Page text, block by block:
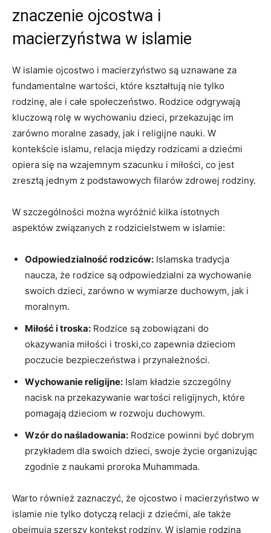
znaczenie ojcostwa i
macierzyństwa w islamie
W islamie ojcostwo i macierzyństwo są uznawane za
fundamentalne wartości, które kształtują nie tylko
rodzinę, ale i całe społeczeństwo. Rodzice odgrywają
kluczową rolę w wychowaniu dzieci, przekazując im
zarówno moralne zasady, jak i religijne nauki. W
kontekście islamu, relacja między rodzicami a dziećmi
opiera się na wzajemnym szacunku i miłości, co jest
zresztą jednym z podstawowych filarów zdrowej rodziny.
W szczególności można wyróżnić kilka istotnych
aspektów związanych z rodzicielstwem w islamie:
Odpowiedzialność rodziców: Islamska tradycja
naucza, że rodzice są odpowiedzialni za wychowanie
swoich dzieci, zarówno w wymiarze duchowym, jak i
moralnym.
Miłość i troska: Rodzice są zobowiązani do
okazywania miłości i troski,co zapewnia dzieciom
poczucie bezpieczeństwa i przynależności.
Wychowanie religijne: Islam kładzie szczególny
nacisk na przekazywanie wartości religijnych, które
pomagają dzieciom w rozwoju duchowym.
Wzór do naśladowania: Rodzice powinni być dobrym
przykładem dla swoich dzieci, swoje życie organizując
zgodnie z naukami proroka Muhammada.
Warto również zaznaczyć, że ojcostwo i macierzyństwo w
islamie nie tylko dotyczą relacji z dziećmi, ale także
obejmują szerszy kontekst rodziny. W islamie rodzina